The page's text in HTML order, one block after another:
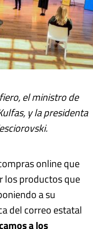
el ministro de
y la presidenta
online que
los productos que
a su
del correo estatal
a los